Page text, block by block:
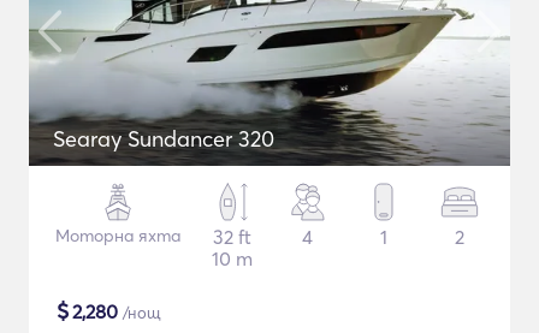
Searay Sundancer 320
Моторна яхта
32 ft
10 m
4 1 2
$2,280 /нощ